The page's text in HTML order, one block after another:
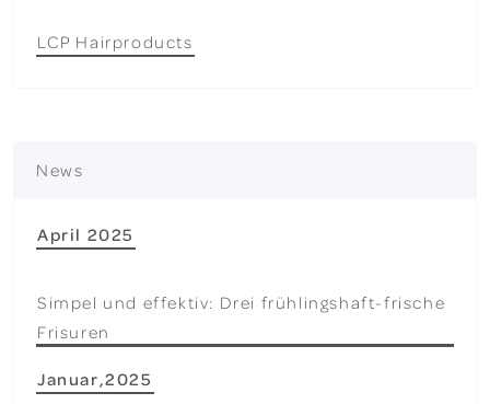
LCP Hairproducts
News
April 2025
Simpel und effektiv: Drei frühlingshaft-frische
Frisuren
Januar,2025